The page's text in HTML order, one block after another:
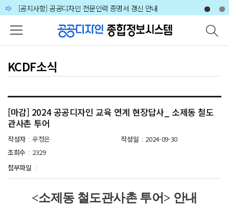
본문 바로가기
주메뉴 바로가기
하단 바로가기
[공지사항] 공공디자인 전문인력 증명서 갱신 안내
🙋‍♀️🙋‍♂️2026 공공디자인 분야 전문가 인력풀 상시 모집 공고
KCDF소식
[마감] 2024 공공디자인 교육 연계 현장답사_ 소제동 철도
관사촌 투어
작성자 : 우정은 작성일 : 2024-09-30
조회수 : 2329
첨부파일 :
<소제동 철도관사촌 투어> 안내